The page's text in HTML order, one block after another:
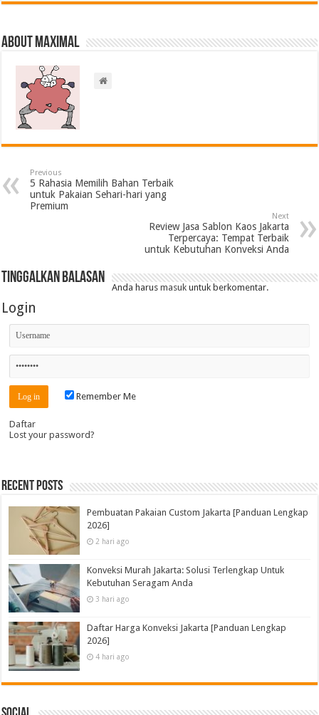
About Maximal
Previous
5 Rahasia Memilih Bahan Terbaik
untuk Pakaian Sehari-hari yang
Premium
Next
Review Jasa Sablon Kaos Jakarta
Terpercaya: Tempat Terbaik
untuk Kebutuhan Konveksi Anda
Tinggalkan Balasan
Anda harusmasuk untuk berkomentar.
Login
Remember Me
Daftar
Lost your password?
Recent Posts
Pembuatan Pakaian Custom Jakarta [Panduan Lengkap
2026]
2 hari ago
Konveksi Murah Jakarta: Solusi Terlengkap Untuk
Kebutuhan Seragam Anda
3 hari ago
Daftar Harga Konveksi Jakarta [Panduan Lengkap
2026]
4 hari ago